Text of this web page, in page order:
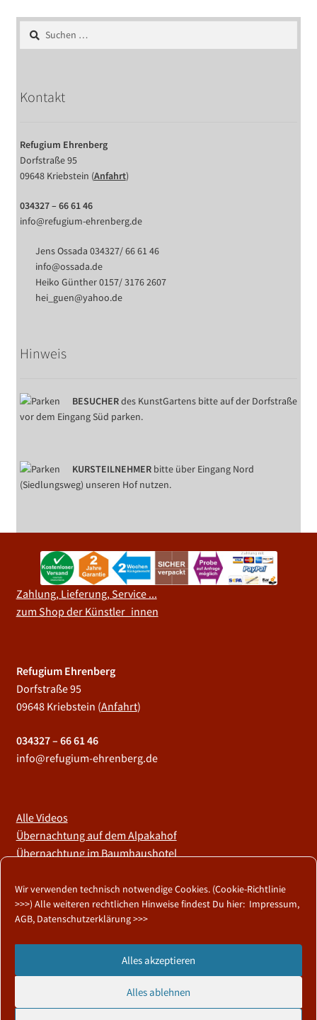
Wir verwenden technisch notwendige Cookies. (Cookie-Richtlinie
>>>) Alle weiteren rechtlichen Hinweise findest Du hier: Impressum,
AGB, Datenschutzerklärung >>>
Alles akzeptieren
Alles ablehnen
Suchen
nach:
Kontakt
Refugium Ehrenberg
Dorfstraße 95
09648 Kriebstein (Anfahrt)
034327 – 66 61 46
info@refugium-ehrenberg.de
Jens Ossada 034327/ 66 61 46
info@ossada.de
Heiko Günther 0157/ 3176 2607
hei_guen@yahoo.de
Hinweis
BESUCHERdes KunstGartens bitte auf der Dorfstraße
vor dem Eingang Süd parken.
KURSTEILNEHMERbitte über Eingang Nord
(Siedlungsweg) unseren Hof nutzen.
Zahlung, Lieferung, Service ...
zum Shop der Künstler_innen
Refugium Ehrenberg
Dorfstraße 95
09648 Kriebstein (Anfahrt)
034327 – 66 61 46
info@refugium-ehrenberg.de
Alle Videos
Übernachtung auf dem Alpakahof
Übernachtung im Baumhaushotel
© Refugium Ehrenberg 2026
Impressum, AGB, Datenschutz
Erstellt mit WooCommerce.